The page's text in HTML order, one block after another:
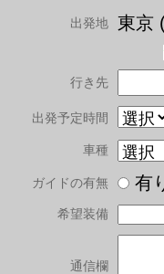
出発地 東京
行き先
出発予定時間
車種
ガイドの有無
希望装備
通信欄